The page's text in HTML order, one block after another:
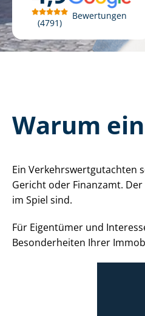
4791
Bewertungen
Warum
Ein Ver­kehrs­wert­gut­ach­ten
Gericht oder Finanzamt.
im Spiel sind.
Für Eigentümer und
Besonderheiten Ihrer